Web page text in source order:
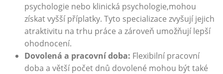
psychologie nebo klinická psychologie,mohou
získat vyšší příplatky. Tyto specializace zvyšují jejich
atraktivitu na trhu práce a zároveň umožňují lepší
ohodnocení.
Dovolená a pracovní doba: Flexibilní pracovní
doba a větší počet dnů dovolené mohou být také